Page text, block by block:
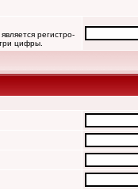
регистро-
цифры.